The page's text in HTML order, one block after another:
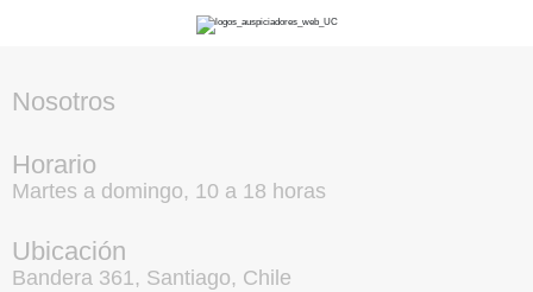
Nosotros
Horario
Martes a domingo, 10 a 18 horas
Ubicación
Bandera 361, Santiago, Chile